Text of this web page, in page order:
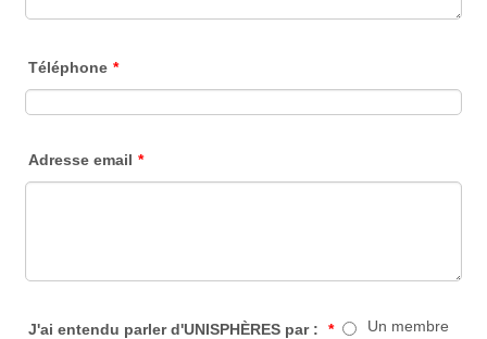
Téléphone *
Adresse email *
J'ai entendu parler d'UNISPHÈRES par : *
Un membre